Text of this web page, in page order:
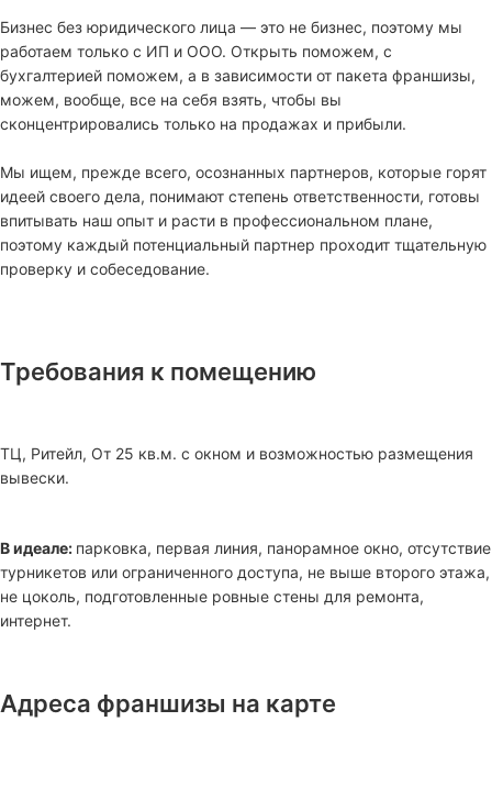
Бизнес без юридического лица — это не бизнес, поэтому мы
работаем только с ИП и ООО. Открыть поможем, с
бухгалтерией поможем, а в зависимости от пакета франшизы,
можем, вообще, все на себя взять, чтобы вы
сконцентрировались только на продажах и прибыли.
Мы ищем, прежде всего, осознанных партнеров, которые горят
идеей своего дела, понимают степень ответственности, готовы
впитывать наш опыт и расти в профессиональном плане,
поэтому каждый потенциальный партнер проходит тщательную
проверку и собеседование.
Требования к помещению
ТЦ, Ритейл, От 25 кв.м. с окном и возможностью размещения
вывески.
В идеале: парковка, первая линия, панорамное окно, отсутствие
турникетов или ограниченного доступа, не выше второго этажа,
не цоколь, подготовленные ровные стены для ремонта,
интернет.
Адреса франшизы на карте